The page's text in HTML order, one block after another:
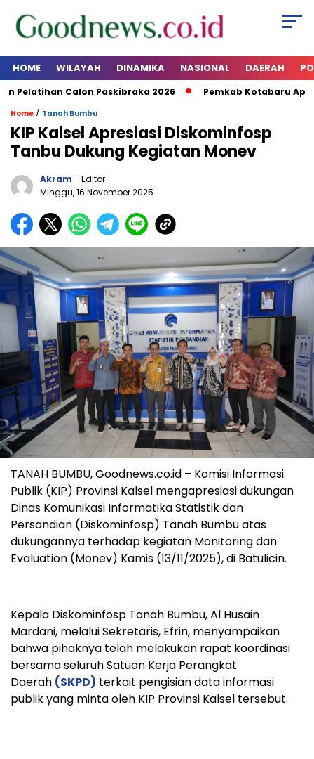
HOME WILAYAH DINAMIKA NASIONAL DAERAH
Calon Paskibraka 2026 Pemkab Kotabaru
Home / Tanah Bumbu
KIP Kalsel Apresiasi Diskominfosp
Tanbu Dukung Kegiatan Monev
Akram - Editor
Minggu, 16 November 2025
TANAH BUMBU, Goodnews.co.id – Komisi Informasi
Publik (KIP) Provinsi Kalsel mengapresiasi dukungan
Dinas Komunikasi Informatika Statistik dan
Persandian (Diskominfosp) Tanah Bumbu atas
dukungannya terhadap kegiatan Monitoring dan
Evaluation (Monev) Kamis (13/11/2025), di Batulicin.
Kepala Diskominfosp Tanah Bumbu, Al Husain
Mardani, melalui Sekretaris, Efrin, menyampaikan
bahwa pihaknya telah melakukan rapat koordinasi
bersama seluruh Satuan Kerja Perangkat
Daerah (SKPD) terkait pengisian data informasi
publik yang minta oleh KIP Provinsi Kalsel tersebut.